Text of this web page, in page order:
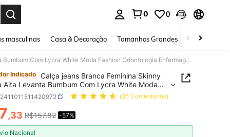
0 0
masculinas Casa & Decoração Tamanhos Grandes Joias e
Calça jeans Branca Feminina Skinny Cintura Alta Levanta Bumbum Com Lycra White Moda Fashion Odontologia Enfermagem Clínica Medicina Hospital
Indicado Calça jeans Branca Feminina Skinny
Alta Levanta Bumbum Com Lycra White Moda
Odontologia Enfermagem Clínica Medicina(35 Comentários)
AND AVAILABILITY
,33 R$157,82 -57%
Nacional